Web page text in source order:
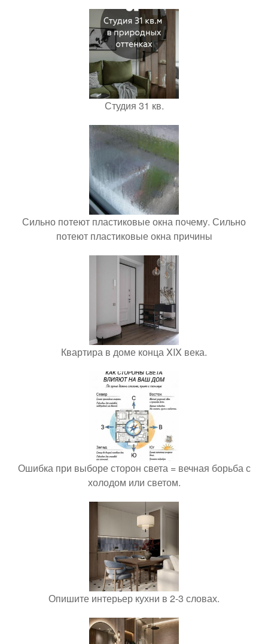
Студия 31 кв.
Сильно потеют пластиковые окна почему. Сильно
потеют пластиковые окна причины
Квартира в доме конца XIX века.
Ошибка при выборе сторон света = вечная борьба с
холодом или светом.
Опишите интерьер кухни в 2-3 словах.